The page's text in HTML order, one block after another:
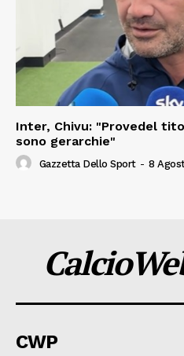
Inter, Chivu: "Provedel
sono gerarchie"
Gazzetta Dello Sport - 8
CWP